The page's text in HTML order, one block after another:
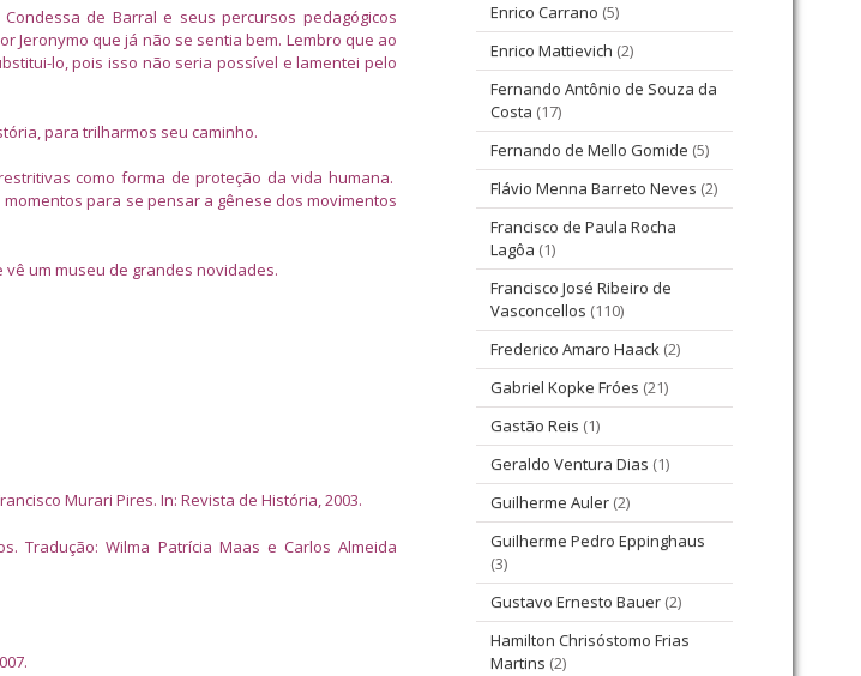
de Barral e seus percursos pedagógicos
Jeronymo que já não se sentia bem. Lembro que ao
lo, pois isso não seria possível e lamentei pelo
para trilharmos seu caminho.
como forma de proteção da vida humana.
para se pensar a gênese dos movimentos
vê um museu de grandes novidades.
Murari Pires. In: Revista de História, 2003.
Tradução: Wilma Patrícia Maas e Carlos Almeida
Enrico Carrano (5)
Enrico Mattievich (2)
Fernando Antônio de Souza da
Costa (17)
Fernando de Mello Gomide (5)
Flávio Menna Barreto Neves (2)
Francisco de Paula Rocha
Lagôa (1)
Francisco José Ribeiro de
Vasconcellos (110)
Frederico Amaro Haack (2)
Gabriel Kopke Fróes (21)
Gastão Reis (1)
Geraldo Ventura Dias (1)
Guilherme Auler (2)
Guilherme Pedro Eppinghaus
(3)
Gustavo Ernesto Bauer (2)
Hamilton Chrisóstomo Frias
Martins (2)